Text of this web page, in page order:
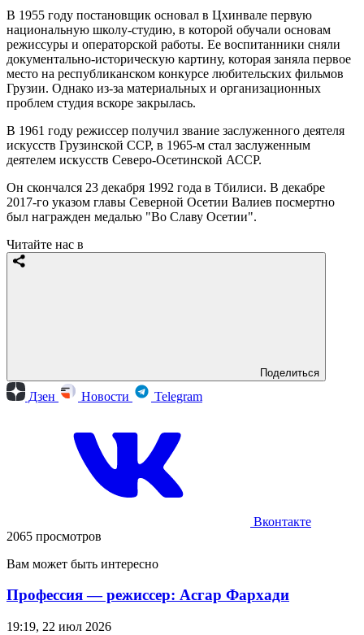
В 1955 году постановщик основал в Цхинвале первую
национальную школу-студию, в которой обучали основам
режиссуры и операторской работы. Ее воспитанники сняли
документально-историческую картину, которая заняла первое
место на республиканском конкурсе любительских фильмов
Грузии. Однако из-за материальных и организационных
проблем студия вскоре закрылась.
В 1961 году режиссер получил звание заслуженного деятеля
искусств Грузинской ССР, в 1965-м стал заслуженным
деятелем искусств Северо-Осетинской АССР.
Он скончался 23 декабря 1992 года в Тбилиси. В декабре
2017-го указом главы Северной Осетии Валиев посмертно
был награжден медалью "Во Славу Осетии".
Читайте нас в
Поделиться
Дзен Новости Telegram
Вконтакте
2065 просмотров
Вам может быть интересно
Профессия — режиссер: Асгар Фархади
19:19, 22 июл 2026